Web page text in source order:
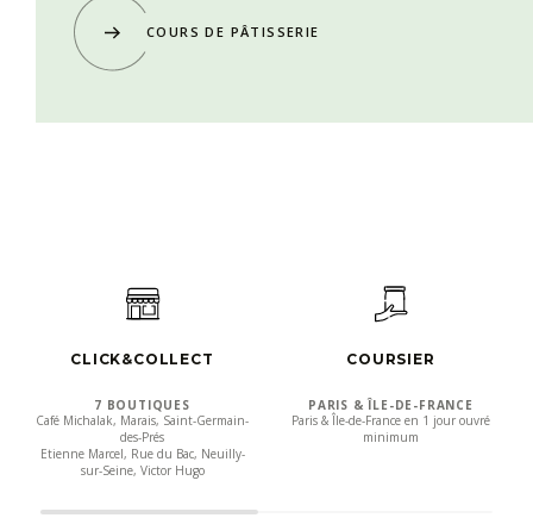
COURS DE PÂTISSERIE
CLICK&COLLECT
7 BOUTIQUES
Café Michalak, Marais, Saint-Germain-
des-Prés
Etienne Marcel, Rue du Bac, Neuilly-
sur-Seine, Victor Hugo
COURSIER
PARIS & ÎLE-DE-FRANCE
Paris & Île-de-France en 1 jour ouvré
minimum